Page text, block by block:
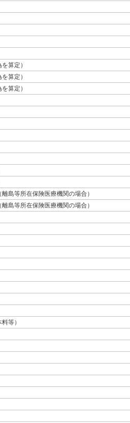
算定）
算定）
算定）
島等所在保険医療機関の場合）
島等所在保険医療機関の場合）
等）